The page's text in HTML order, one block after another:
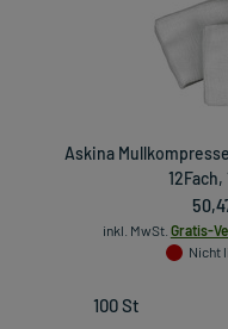
Askina
12Fach,
inkl. MwSt. Gratis-
Nicht